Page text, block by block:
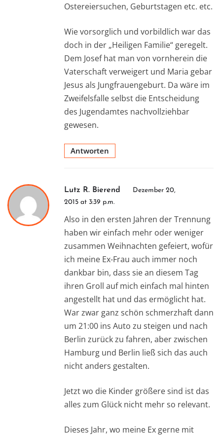
Ostereiersuchen, Geburtstagen etc. etc.
Wie vorsorglich und vorbildlich war das
doch in der „Heiligen Familie“ geregelt.
Dem Josef hat man von vornherein die
Vaterschaft verweigert und Maria gebar
Jesus als Jungfrauengeburt. Da wäre im
Zweifelsfalle selbst die Entscheidung
des Jugendamtes nachvollziehbar
gewesen.
Antworten
Lutz R. Bierend
Dezember 20,
2015 at 3:39 p.m.
Also in den ersten Jahren der Trennung
haben wir einfach mehr oder weniger
zusammen Weihnachten gefeiert, wofür
ich meine Ex-Frau auch immer noch
dankbar bin, dass sie an diesem Tag
ihren Groll auf mich einfach mal hinten
angestellt hat und das ermöglicht hat.
War zwar ganz schön schmerzhaft dann
um 21:00 ins Auto zu steigen und nach
Berlin zurück zu fahren, aber zwischen
Hamburg und Berlin ließ sich das auch
nicht anders gestalten.
Jetzt wo die Kinder größere sind ist das
alles zum Glück nicht mehr so relevant.
Dieses Jahr, wo meine Ex gerne mit